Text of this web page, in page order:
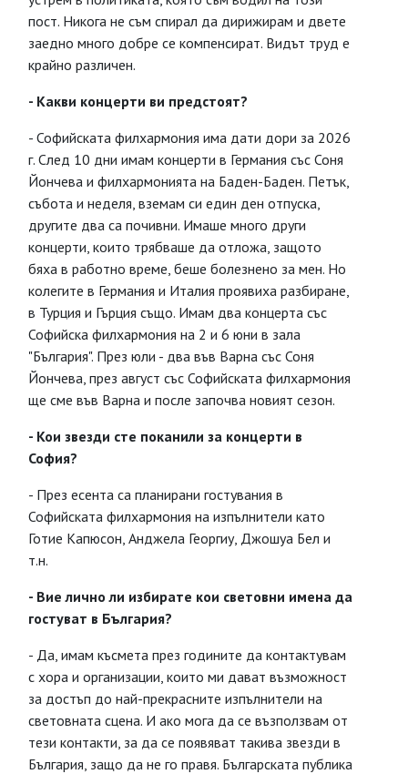
пост. Никога не съм спирал да дирижирам и двете
заедно много добре се компенсират. Видът труд е
крайно различен.
- Какви концерти ви предстоят?
- Софийската филхармония има дати дори за 2026
г. След 10 дни имам концерти в Германия със Соня
Йончева и филхармонията на Баден-Баден. Петък,
събота и неделя, вземам си един ден отпуска,
другите два са почивни. Имаше много други
концерти, които трябваше да отложа, защото
бяха в работно време, беше болезнено за мен. Но
колегите в Германия и Италия проявиха разбиране,
в Турция и Гърция също. Имам два концерта със
Софийска филхармония на 2 и 6 юни в зала
"България". През юли - два във Варна със Соня
Йончева, през август със Софийската филхармония
ще сме във Варна и после започва новият сезон.
- Кои звезди сте поканили за концерти в
София?
- През есента са планирани гостувания в
Софийската филхармония на изпълнители като
Готие Капюсон, Анджела Георгиу, Джошуа Бел и
т.н.
- Вие лично ли избирате кои световни имена да
гостуват в България?
- Да, имам късмета през годините да контактувам
с хора и организации, които ми дават възможност
за достъп до най-прекрасните изпълнители на
световната сцена. И ако мога да се възползвам от
тези контакти, за да се появяват такива звезди в
България, защо да не го правя. Българската публика